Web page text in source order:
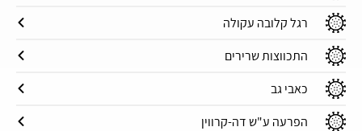
רגל קלובה עקולה
התכווצות שרירים
כאבי גב
הפרעה ע"ש דה-קרווין